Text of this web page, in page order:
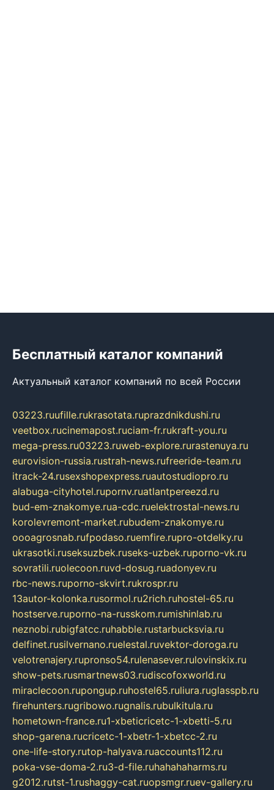
Бесплатный каталог компаний
Актуальный каталог компаний по всей России
03223.ruufille.rukrasotata.ruprazdnikdushi.ru
veetbox.rucinemapost.ruciam-fr.rukraft-you.ru
mega-press.ru03223.ruweb-explore.rurastenuya.ru
eurovision-russia.rustrah-news.rufreeride-team.ru
itrack-24.rusexshopexpress.ruautostudiopro.ru
alabuga-cityhotel.rupornv.ruatlantpereezd.ru
bud-em-znakomye.rua-cdc.ruelektrostal-news.ru
korolevremont-market.rubudem-znakomye.ru
oooagrosnab.rufpodaso.ruemfire.rupro-otdelky.ru
ukrasotki.ruseksuzbek.ruseks-uzbek.ruporno-vk.ru
sovratili.ruolecoon.ruvd-dosug.ruadonyev.ru
rbc-news.ruporno-skvirt.rukrospr.ru
13autor-kolonka.rusormol.ru2rich.ruhostel-65.ru
hostserve.ruporno-na-russkom.rumishinlab.ru
neznobi.rubigfatcc.ruhabble.rustarbucksvia.ru
delfinet.rusilvernano.ruelestal.ruvektor-doroga.ru
velotrenajery.rupronso54.rulenasever.rulovinskix.ru
show-pets.rusmartnews03.rudiscofoxworld.ru
miraclecoon.rupongup.ruhostel65.ruliura.ruglasspb.ru
firehunters.rugribowo.rugnalis.rubulkitula.ru
hometown-france.ru1-xbeticricetc-1-xbetti-5.ru
shop-garena.rucricetc-1-xbetr-1-xbetcc-2.ru
one-life-story.rutop-halyava.ruaccounts112.ru
poka-vse-doma-2.ru3-d-file.ruhahahaharms.ru
g2012.rutst-1.rushaggy-cat.ruopsmgr.ruev-gallery.ru